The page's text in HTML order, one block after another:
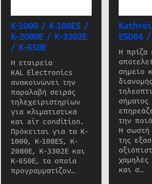
K-1000 / K-108ES /
K-2080E / K-3302E
/ K-650E
Η εταιρεία
KAL Electronics
ανακοινώνει την
παραλαβή σειράς
τηλεχειριστηρίων
για κλιματιστικά
και air condition.
Πρόκειται για τα K-
1000, K-108ES, K-
2080E, K-3302E και
K-650E, τα οποία
προγραμματίζον…
ESD84
Η πρίζα
σημείο
διανομής
σήματος
την
Η σωστή
της
και σ…